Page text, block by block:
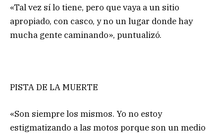
«Tal vez sí lo tiene, pero que vaya a un sitio
apropiado, con casco, y no un lugar donde hay
mucha gente caminando», puntualizó.
PISTA DE LA MUERTE
«Son siempre los mismos. Yo no estoy
estigmatizando a las motos porque son un medio